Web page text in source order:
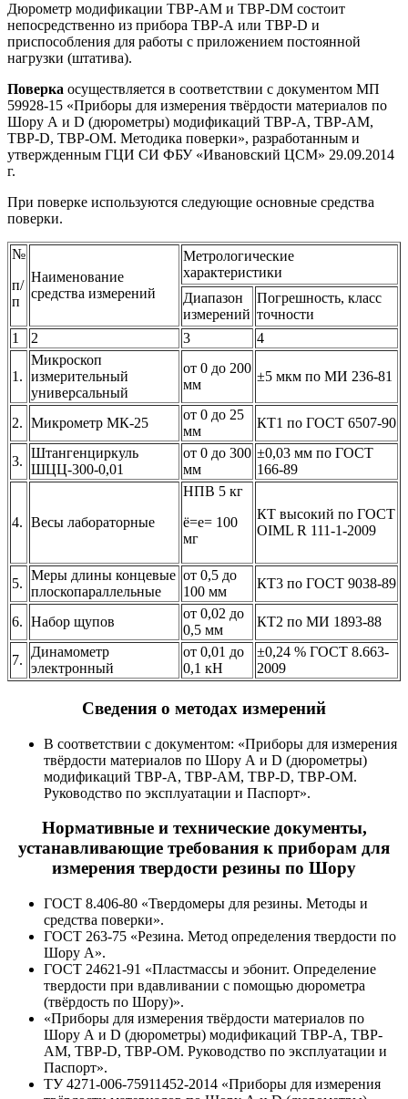
Дюрометр модификации ТВР-АМ и ТВР-DM состоит
непосредственно из прибора ТВР-А или ТВР-D и
приспособления для работы с приложением постоянной
нагрузки (штатива).
Поверка осуществляется в соответствии с документом МП
59928-15 «Приборы для измерения твёрдости материалов по
Шору А и D (дюрометры) модификаций ТВР-А, ТВР-АМ,
ТВР-D, ТВР-ОМ. Методика поверки», разработанным и
утвержденным ГЦИ СИ ФБУ «Ивановский ЦСМ» 29.09.2014
г.
При поверке используются следующие основные средства
поверки.
№
п/
п
Наименование
средства измерений
Метрологические
характеристики
Диапазон
измерений
Погрешность, класс
точности
1
2 3 4
1.
Микроскоп
измерительный
универсальный
от 0 до 200
мм
±5 мкм по МИ 236-81
2. Микрометр МК-25
от 0 до 25
мм
КТ1 по ГОСТ 6507-90
3.
Штангенциркуль
ШЦЦ-300-0,01
от 0 до 300
мм
±0,03 мм по ГОСТ
166-89
4. Весы лабораторные
НПВ 5 кг
ё=е= 100
мг
КТ высокий по ГОСТ
OIML R 111-1-2009
5.
Меры длины концевые
плоскопараллельные
от 0,5 до
100 мм
КТ3 по ГОСТ 9038-89
6. Набор щупов
от 0,02 до
0,5 мм
КТ2 по МИ 1893-88
7.
Динамометр
электронный
от 0,01 до
0,1 кН
±0,24 % ГОСТ 8.663-
2009
Сведения о методах измерений
В соответствии с документом: «Приборы для измерения
твёрдости материалов по Шору А и D (дюрометры)
модификаций ТВР-А, ТВР-АМ, ТВР-D, ТВР-ОМ.
Руководство по эксплуатации и Паспорт».
Нормативные и технические документы,
устанавливающие требования к приборам для
измерения твердости резины по Шору
ГОСТ 8.406-80 «Твердомеры для резины. Методы и
средства поверки».
ГОСТ 263-75 «Резина. Метод определения твердости по
Шору А».
ГОСТ 24621-91 «Пластмассы и эбонит. Определение
твердости при вдавливании с помощью дюрометра
(твёрдость по Шору)».
«Приборы для измерения твёрдости материалов по
Шору А и D (дюрометры) модификаций ТВР-А, ТВР-
АМ, ТВР-D, ТВР-ОМ. Руководство по эксплуатации и
Паспорт».
ТУ 4271-006-75911452-2014 «Приборы для измерения